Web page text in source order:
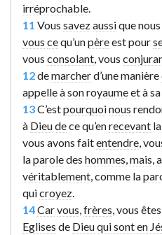
irréprochable
11 Vous savezaussique
vous cequ’unpèreest pour
vous consolant , vous
12demarcherd’une manière
appelleàsonroyaumeetà sa
13C’estpourquoinous
à Dieudece qu’enrecevant la
vous avons faitentendre ,
laparoledes hommes mais
véritablement , comme la
quicroyez
14Carvous frères , vous êtes
Eglises de Dieuquisonten